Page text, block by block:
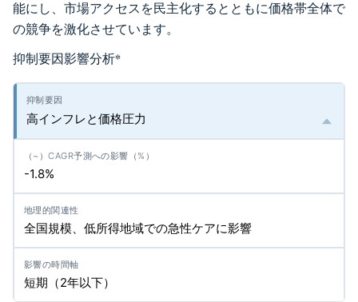
能にし、市場アクセスを民主化するとともに価格帯全体で
の競争を激化させています。
抑制要因影響分析*
高インフレと価格圧力
-1.8%
全国規模、低所得地域での急性ケアに影響
短期（2年以下）